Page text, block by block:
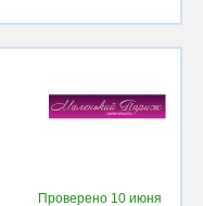
Проверено 10 июня